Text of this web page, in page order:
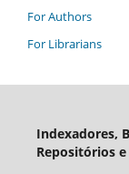
For Authors
For Librarians
Indexadores,
Repositórios